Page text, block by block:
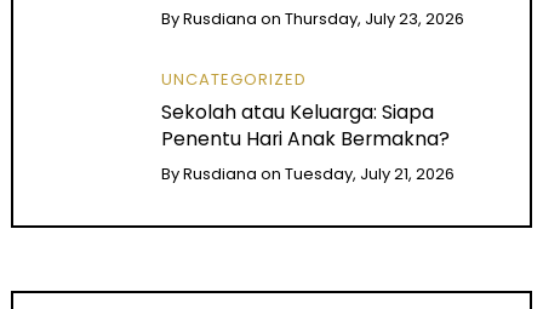
ByRusdiana onThursday, July 23, 2026
UNCATEGORIZED
Sekolah atau Keluarga: Siapa
Penentu Hari Anak Bermakna?
ByRusdiana onTuesday, July 21, 2026